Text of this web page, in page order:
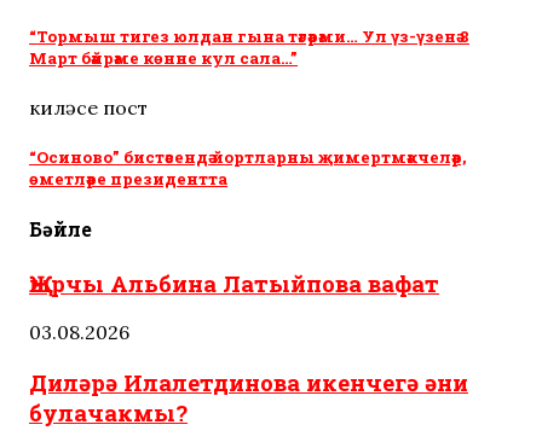
“Тормыш тигез юлдан гына тәгәрәми… Ул үз-үзенә 8
Март бәйрәме көнне кул сала…”
киләсе пост
“Осиново” бистәсендә йортларны җимертмәкчеләр,
өметләре президентта
Бәйле
Җырчы Альбина Латыйпова вафат
03.08.2026
Диләрә Илалетдинова икенчегә әни
булачакмы?